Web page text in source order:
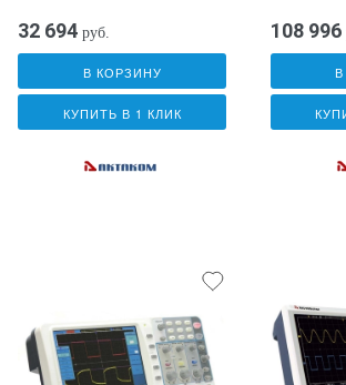
32 694 руб.
В КОРЗИНУ
КУПИТЬ В 1 КЛИК
108 996